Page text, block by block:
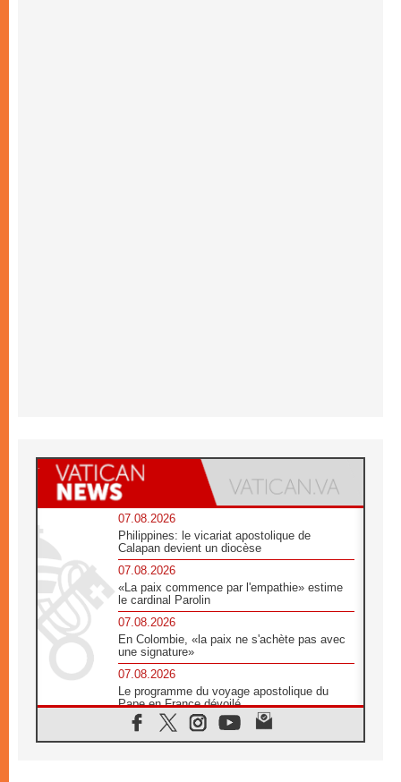
07.08.2026
Philippines: le vicariat apostolique de
Calapan devient un diocèse
07.08.2026
«La paix commence par l'empathie» estime
le cardinal Parolin
07.08.2026
En Colombie, «la paix ne s'achète pas avec
une signature»
07.08.2026
Le programme du voyage apostolique du
Pape en France dévoilé
07.08.2026
1ère Conférence continentale sur l'éducation